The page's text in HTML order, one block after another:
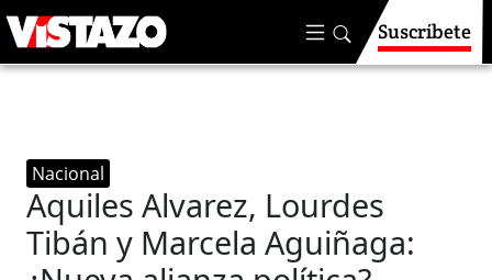
Suscríbete
Nacional
Aquiles Alvarez, Lourdes
Tibán y Marcela Aguiñaga: